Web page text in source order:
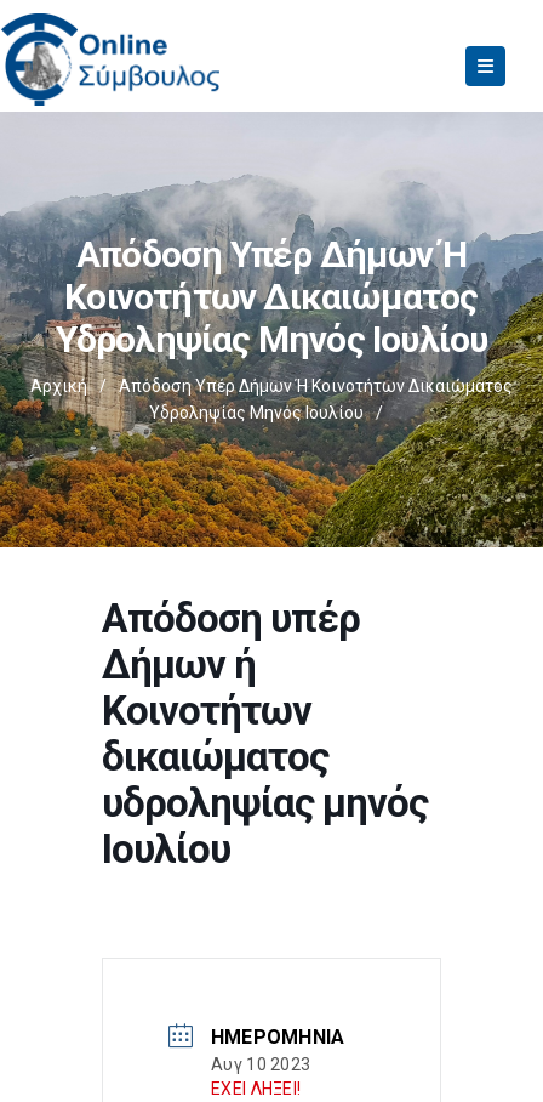
Απόδοση Υπέρ Δήμων Ή
Κοινοτήτων Δικαιώματος
Υδροληψίας Μηνός Ιουλίου
Αρχική /
Απόδοση Υπέρ Δήμων Ή Κοινοτήτων Δικαιώματος
Υδροληψίας Μηνός Ιουλίου
/
Απόδοση υπέρ
Δήμων ή
Κοινοτήτων
δικαιώματος
υδροληψίας μηνός
Ιουλίου
ΗΜΕΡΟΜΗΝΊΑ
Αυγ 10 2023
ΕΧΕΙ ΛΗΞΕΙ!